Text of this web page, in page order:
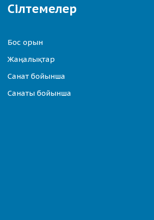
Сілтемелер
Бос орын
Жаңалықтар
Санат бойынша
Санаты бойынша